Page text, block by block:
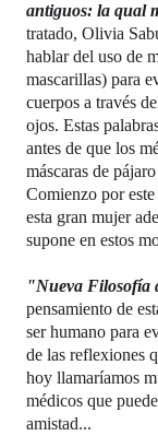
antiguos: la qual
tratado, Olivia
hablar del uso de
mascarillas) para
cuerpos a través
ojos. Estas
antes de que los
máscaras de
Comienzo por
esta gran mujer
supone en estos
"Nueva Filosofía
pensamiento de
ser humano para
de las reflexiones
hoy llamaríamos
médicos que
amistad...